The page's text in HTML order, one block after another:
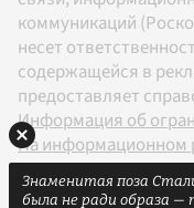
коммуникаций
несет
содержащейся в
предоставляет
Информация об
На информационном
рекомендательные
Правилами
Знаменитая поза
была не ради образа —